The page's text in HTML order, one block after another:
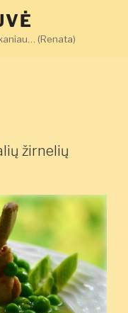
(Renata)
žirnelių